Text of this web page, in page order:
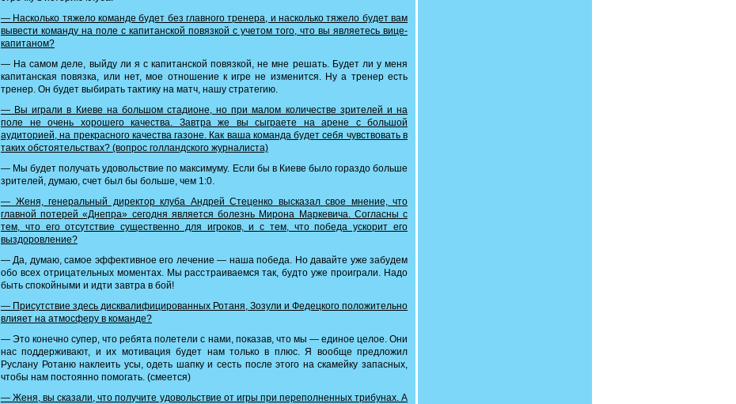
— Насколько тяжело команде будет без главного тренера, и насколько тяжело будет вам
вывести команду на поле с капитанской повязкой с учетом того, что вы являетесь вице-
капитаном?
— На самом деле, выйду ли я с капитанской повязкой, не мне решать. Будет ли у меня
капитанская повязка, или нет, мое отношение к игре не изменится. Ну а тренер есть
тренер. Он будет выбирать тактику на матч, нашу стратегию.
— Вы играли в Киеве на большом стадионе, но при малом количестве зрителей и на
поле не очень хорошего качества. Завтра же вы сыграете на арене с большой
аудиторией, на прекрасного качества газоне. Как ваша команда будет себя чувствовать в
таких обстоятельствах? (вопрос голландского журналиста)
— Мы будет получать удовольствие по максимуму. Если бы в Киеве было гораздо больше
зрителей, думаю, счет был бы больше, чем 1:0.
— Женя, генеральный директор клуба Андрей Стеценко высказал свое мнение, что
главной потерей «Днепра» сегодня является болезнь Мирона Маркевича. Согласны с
тем, что его отсутствие существенно для игроков, и с тем, что победа ускорит его
выздоровление?
— Да, думаю, самое эффективное его лечение — наша победа. Но давайте уже забудем
обо всех отрицательных моментах. Мы расстраиваемся так, будто уже проиграли. Надо
быть спокойными и идти завтра в бой!
— Присутствие здесь дисквалифицированных Ротаня, Зозули и Федецкого положительно
влияет на атмосферу в команде?
— Это конечно супер, что ребята полетели с нами, показав, что мы — единое целое. Они
нас поддерживают, и их мотивация будет нам только в плюс. Я вообще предложил
Руслану Ротаню наклеить усы, одеть шапку и сесть после этого на скамейку запасных,
чтобы нам постоянно помогать. (смеется)
— Женя, вы сказали, что получите удовольствие от игры при переполненных трибунах. А